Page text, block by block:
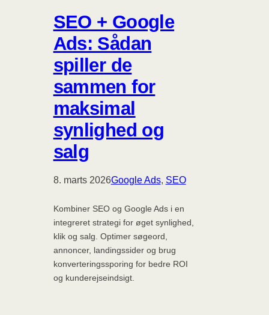
SEO + Google
Ads: Sådan
spiller de
sammen for
maksimal
synlighed og
salg
8. marts 2026Google Ads, SEO
Kombiner SEO og Google Ads i en
integreret strategi for øget synlighed,
klik og salg. Optimer søgeord,
annoncer, landingssider og brug
konverteringssporing for bedre ROI
og kunderejseindsigt.